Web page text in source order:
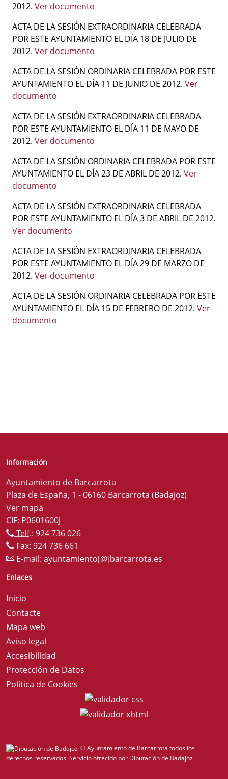
2012. Ver documento
ACTA DE LA SESIÓN EXTRAORDINARIA CELEBRADA
POR ESTE AYUNTAMIENTO EL DÍA 18 DE JULIO DE
2012. Ver documento
ACTA DE LA SESIÓN ORDINARIA CELEBRADA POR ESTE
AYUNTAMIENTO EL DÍA 11 DE JUNIO DE 2012. Ver
documento
ACTA DE LA SESIÓN EXTRAORDINARIA CELEBRADA
POR ESTE AYUNTAMIENTO EL DÍA 11 DE MAYO DE
2012. Ver documento
ACTA DE LA SESIÓN ORDINARIA CELEBRADA POR ESTE
AYUNTAMIENTO EL DÍA 23 DE ABRIL DE 2012. Ver
documento
ACTA DE LA SESIÓN EXTRAORDINARIA CELEBRADA
POR ESTE AYUNTAMIENTO EL DÍA 3 DE ABRIL DE 2012.
Ver documento
ACTA DE LA SESIÓN EXTRAORDINARIA CELEBRADA
POR ESTE AYUNTAMIENTO EL DÍA 29 DE MARZO DE
2012. Ver documento
ACTA DE LA SESIÓN ORDINARIA CELEBRADA POR ESTE
AYUNTAMIENTO EL DÍA 15 DE FEBRERO DE 2012. Ver
documento
Información
Ayuntamiento de Barcarrota
Plaza de España, 1 - 06160 Barcarrota (Badajoz)
Ver mapa
CIF: P0601600J
Telf.: 924 736 026
Fax: 924 736 661
E-mail: ayuntamiento[@]barcarrota.es
Enlaces
Inicio
Contacte
Mapa web
Aviso legal
Accesibilidad
Protección de Datos
Política de Cookies
© Ayuntamiento de Barcarrota todos los
derechos reservados.Servicio ofrecido por Diputación de Badajoz